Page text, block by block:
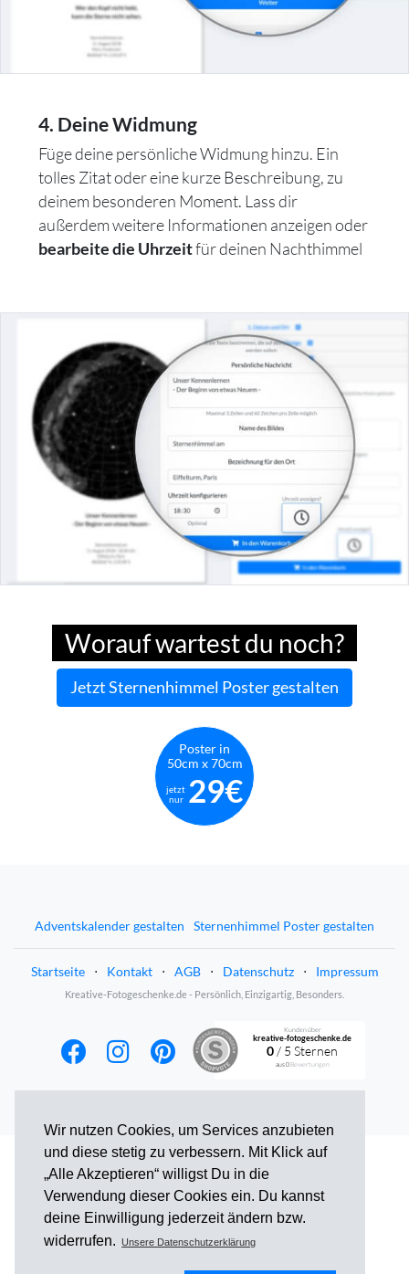
Wir nutzen Cookies, um Services anzubieten
und diese stetig zu verbessern. Mit Klick auf
„Alle Akzeptieren“ willigst Du in die
Verwendung dieser Cookies ein. Du kannst
deine Einwilligung jederzeit ändern bzw.
widerrufen.
Unsere Datenschutzerklärung
4. Deine Widmung
Füge deine persönliche Widmung hinzu. Ein
tolles Zitat oder eine kurze Beschreibung, zu
deinem besonderen Moment. Lass dir
außerdem weitere Informationen anzeigen oder
bearbeite die Uhrzeitfür deinen Nachthimmel
Worauf wartest du noch?
Jetzt Sternenhimmel Poster gestalten
Poster in
50cm x 70cm
jetzt
nur 29€
Adventskalender gestalten Sternenhimmel Poster gestalten
Startseite ⋅ Kontakt ⋅ AGB ⋅ Datenschutz ⋅ Impressum
Kreative-Fotogeschenke.de - Persönlich, Einzigartig, Besonders.
Kunden über
kreative-fotogeschenke.de
0 / 5 Sternen
aus0Bewertungen